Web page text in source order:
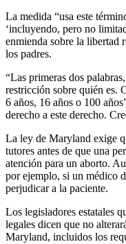
La medida “usa este
‘incluyendo, pero no
enmienda sobre la libertad
los padres.
“Las primeras dos
restricción sobre quién es.
6 años, 16 años o 100
derecho a este derecho.
La ley de Maryland exige
tutores antes de que una
atención para un aborto.
por ejemplo, si un médico
perjudicar a la paciente.
Los legisladores estatales
legales dicen que no
Maryland, incluidos los